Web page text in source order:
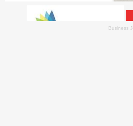
Business